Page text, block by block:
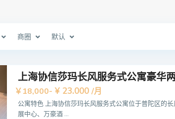
商圈 默认
上海协信莎玛长风服务式公寓豪华
￥18,000- ¥ 23.000 /月
公寓特色 上海协信莎玛长风服务式公寓位于普陀区的
展中心、万豪酒 ...